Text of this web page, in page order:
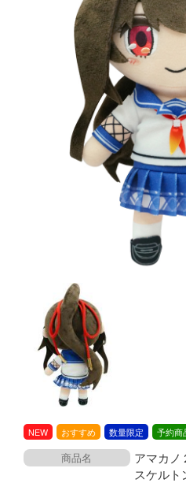
NEW おすすめ 数量限定 予約商
商品名
アマカノ
スケルト